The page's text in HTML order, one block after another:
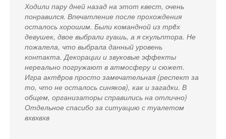
Ходили пару дней назад на этот квест, очень
понравился. Впечатление после прохождения
осталось хорошим. Были командной из трëх
девушек, двое выбрали гуашь, а я скульптора. Не
пожалела, что выбрала данный уровень
контакта. Декорации и звуковые эффекты
нереально погружают в атмосферу и сюжет.
Игра актëров просто замечательная (респект за
то, что не осталось синяков), как и загадки. В
общем, организаторы справились на отлично)
Отдельное спасибо за ситуацию с туалетом
вхвхвхв